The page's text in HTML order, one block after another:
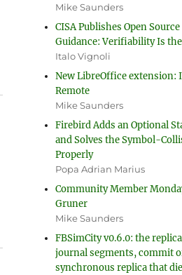
Mike Saunders
CISA Publishes Open
Guidance: Verifiability Is
Italo Vignoli
New LibreOffice extension:
Remote
Mike Saunders
Firebird Adds an Optional
and Solves the Symbol-
Properly
Popa Adrian Marius
Community Member
Gruner
Mike Saunders
FBSimCity v0.6.0: the
journal segments, commit
synchronous replica that